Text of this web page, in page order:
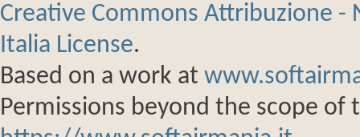
Creative Commons Attribuzione
Italia License.
Based on a work at
Permissions beyond the scope of